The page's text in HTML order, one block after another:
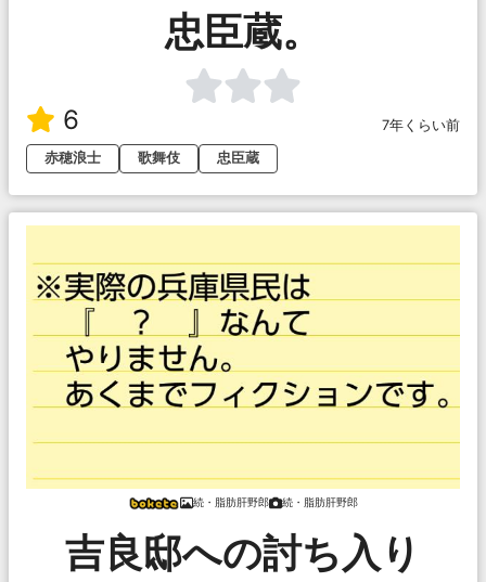
忠臣蔵。
6
7年くらい前
赤穂浪士
歌舞伎 忠臣蔵
続・脂肪肝野郎 続・脂肪肝野郎
吉良邸への討ち入り